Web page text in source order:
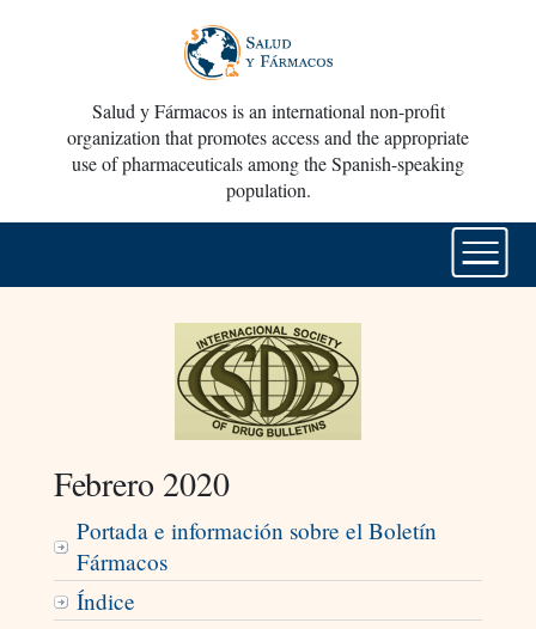
Salud y Fármacos is an international non-profit
organization that promotes access and the appropriate
use of pharmaceuticals among the Spanish-speaking
population.
Febrero 2020
Portada e información sobre el Boletín
Fármacos
Índice